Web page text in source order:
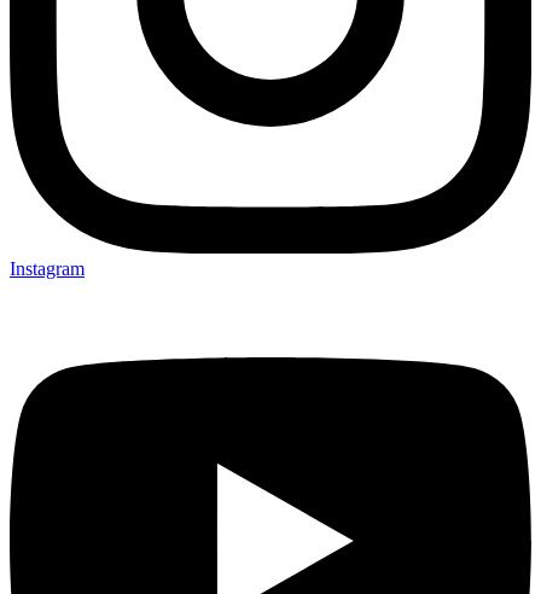
Instagram